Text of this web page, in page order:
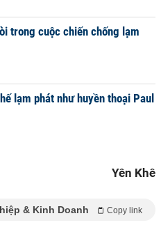
trong cuộc chiến chống lạm
lạm phát như huyền thoại Paul
Yên Khê
& Kinh Doanh Copy link